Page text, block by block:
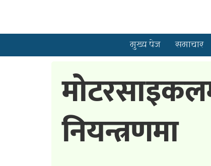
मुख्य पेज समाचार
नियन्त्रणमा